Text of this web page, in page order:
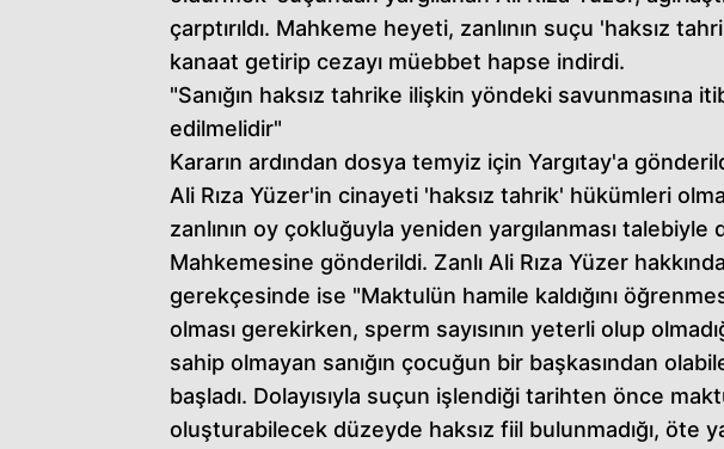
çarptırıldı. Mahkeme heyeti, zanlının suçu 'haksız
kanaat getirip cezayı müebbet hapse indirdi.
"Sanığın haksız tahrike ilişkin yöndeki savunmasına
edilmelidir"
Kararın ardından dosya temyiz için Yargıtay'a
Ali Rıza Yüzer'in cinayeti 'haksız tahrik' hükümleri
zanlının oy çokluğuyla yeniden yargılanması talebiyle
Mahkemesine gönderildi. Zanlı Ali Rıza Yüzer
gerekçesinde ise "Maktulün hamile kaldığını
olması gerekirken, sperm sayısının yeterli olup
sahip olmayan sanığın çocuğun bir başkasından
başladı. Dolayısıyla suçun işlendiği tarihten önce
oluşturabilecek düzeyde haksız fiil bulunmadığı, öte